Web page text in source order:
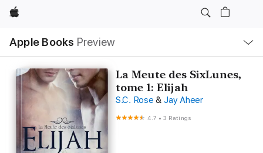
Apple
Apple Books Preview
Nav
Open
Menu
La Meute des SixLunes,
tome 1: Elijah
S.C. Rose & Jay Aheer
4.7 •3 Ratings